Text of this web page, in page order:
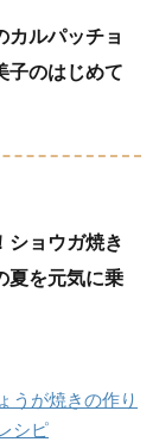
カルパッチョ
子のはじめて
ショウガ焼き
夏を元気に乗
うが焼きの作り
シピ